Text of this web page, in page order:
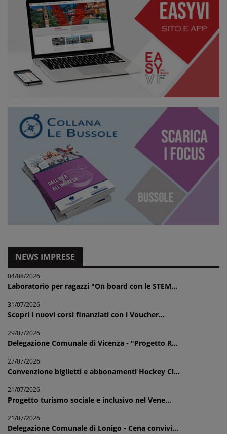
NEWS IMPRESE
04/08/2026
Laboratorio per ragazzi "On board con le STEM...
31/07/2026
Scopri i nuovi corsi finanziati con i Voucher...
29/07/2026
Delegazione Comunale di Vicenza - "Progetto R...
27/07/2026
Convenzione biglietti e abbonamenti Hockey Cl...
21/07/2026
Progetto turismo sociale e inclusivo nel Vene...
21/07/2026
Delegazione Comunale di Lonigo - Cena convivi...